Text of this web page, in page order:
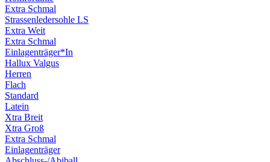
Extra Schmal
Strassenledersohle LS
Extra Weit
Extra Schmal
Einlagenträger*In
Hallux Valgus
Herren
Flach
Standard
Latein
Xtra Breit
Xtra Groß
Extra Schmal
Einlagenträger